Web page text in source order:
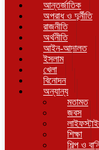
আন্তর্জাতিক
অপরাধ ও দুর্নীতি
রাজনীতি
অর্থনীতি
আইন-আদালত
ইসলাম
খেলা
বিনোদন
অন্যান্য
মতামত
জবস
শিক্ষা
শিল্প ও